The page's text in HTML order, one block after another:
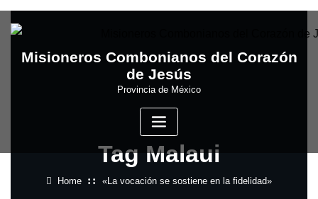
to
Misioneros Combonianos del Corazón
de Jesús
Provincia de México
Tag Malaui
Home «La vocación se sostiene en la fidelidad»